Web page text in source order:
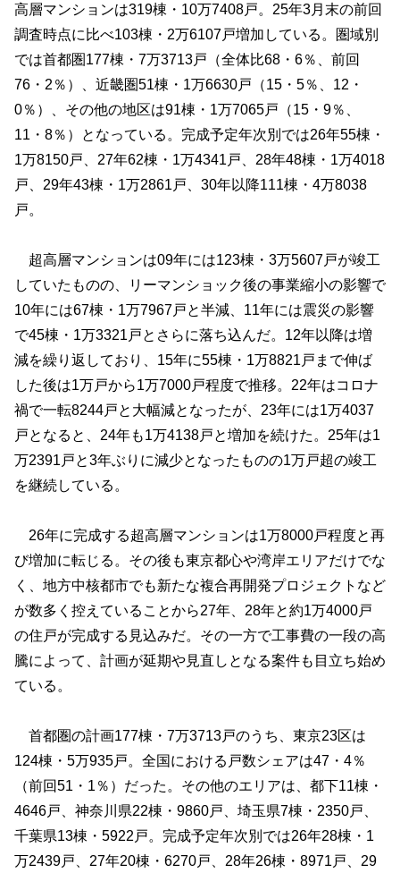
高層マンションは319棟・10万7408戸。25年3月末の前回
調査時点に比べ103棟・2万6107戸増加している。圏域別
では首都圏177棟・7万3713戸（全体比68・6％、前回
76・2％）、近畿圏51棟・1万6630戸（15・5％、12・
0％）、その他の地区は91棟・1万7065戸（15・9％、
11・8％）となっている。完成予定年次別では26年55棟・
1万8150戸、27年62棟・1万4341戸、28年48棟・1万4018
戸、29年43棟・1万2861戸、30年以降111棟・4万8038
戸。
超高層マンションは09年には123棟・3万5607戸が竣工
していたものの、リーマンショック後の事業縮小の影響で
10年には67棟・1万7967戸と半減、11年には震災の影響
で45棟・1万3321戸とさらに落ち込んだ。12年以降は増
減を繰り返しており、15年に55棟・1万8821戸まで伸ば
した後は1万戸から1万7000戸程度で推移。22年はコロナ
禍で一転8244戸と大幅減となったが、23年には1万4037
戸となると、24年も1万4138戸と増加を続けた。25年は1
万2391戸と3年ぶりに減少となったものの1万戸超の竣工
を継続している。
26年に完成する超高層マンションは1万8000戸程度と再
び増加に転じる。その後も東京都心や湾岸エリアだけでな
く、地方中核都市でも新たな複合再開発プロジェクトなど
が数多く控えていることから27年、28年と約1万4000戸
の住戸が完成する見込みだ。その一方で工事費の一段の高
騰によって、計画が延期や見直しとなる案件も目立ち始め
ている。
首都圏の計画177棟・7万3713戸のうち、東京23区は
124棟・5万935戸。全国における戸数シェアは47・4％
（前回51・1％）だった。その他のエリアは、都下11棟・
4646戸、神奈川県22棟・9860戸、埼玉県7棟・2350戸、
千葉県13棟・5922戸。完成予定年次別では26年28棟・1
万2439戸、27年20棟・6270戸、28年26棟・8971戸、29